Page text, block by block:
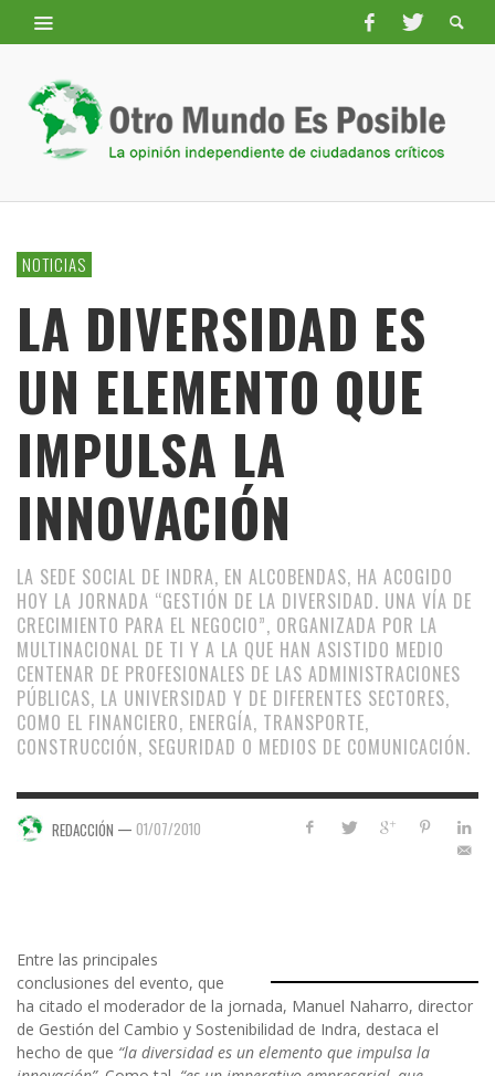
NOTICIAS
LA DIVERSIDAD ES
UN ELEMENTO QUE
IMPULSA LA
INNOVACIÓN
LA SEDE SOCIAL DE INDRA, EN ALCOBENDAS, HA ACOGIDO
HOY LA JORNADA “GESTIÓN DE LA DIVERSIDAD. UNA VÍA DE
CRECIMIENTO PARA EL NEGOCIO”, ORGANIZADA POR LA
MULTINACIONAL DE TI Y A LA QUE HAN ASISTIDO MEDIO
CENTENAR DE PROFESIONALES DE LAS ADMINISTRACIONES
PÚBLICAS, LA UNIVERSIDAD Y DE DIFERENTES SECTORES,
COMO EL FINANCIERO, ENERGÍA, TRANSPORTE,
CONSTRUCCIÓN, SEGURIDAD O MEDIOS DE COMUNICACIÓN.
REDACCIÓN — 01/07/2010
Entre las principales
conclusiones del evento, que
ha citado el moderador de la jornada, Manuel Naharro, director
de Gestión del Cambio y Sostenibilidad de Indra, destaca el
hecho de que “la diversidad es un elemento que impulsa la